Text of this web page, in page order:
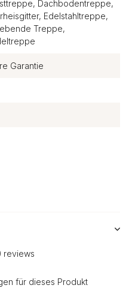
Dachbodentreppe,
Edelstahltreppe,
Treppe,
Garantie
reviews
für dieses Produkt